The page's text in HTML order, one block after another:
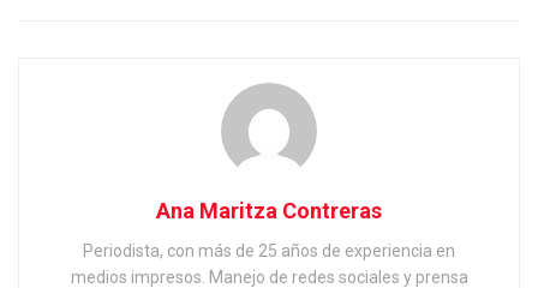
Ana Maritza Contreras
Periodista, con más de 25 años de experiencia en
medios impresos. Manejo de redes sociales y prensa